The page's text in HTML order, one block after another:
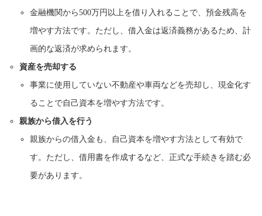
金融機関から500万円以上を借り入れることで、預金残高を
増やす方法です。ただし、借入金は返済義務があるため、計
画的な返済が求められます。
資産を売却する
事業に使用していない不動産や車両などを売却し、現金化す
ることで自己資本を増やす方法です。
親族から借入を行う
親族からの借入金も、自己資本を増やす方法として有効で
す。ただし、借用書を作成するなど、正式な手続きを踏む必
要があります。